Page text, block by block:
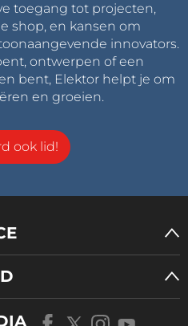
toegang tot projecten,
shop, en kansen om
innovators.
ontwerpen of een
bent, Elektor helpt je om
en groeien.
ook lid!